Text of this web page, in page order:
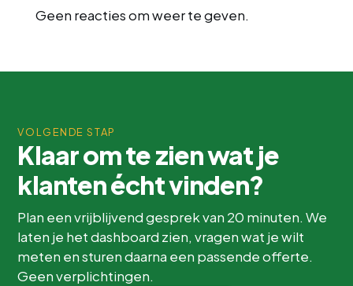
Geen reacties om weer te geven.
VOLGENDE STAP
Klaar om te zien wat je
klanten écht vinden?
Plan een vrijblijvend gesprek van 20 minuten. We
laten je het dashboard zien, vragen wat je wilt
meten en sturen daarna een passende offerte.
Geen verplichtingen.